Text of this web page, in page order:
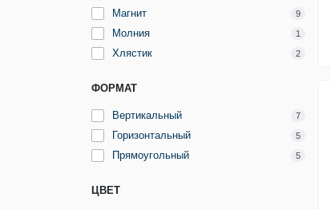
Магнит 9
Молния 1
Хлястик 2
ФОРМАТ
Вертикальный 7
Горизонтальный 5
Прямоугольный 5
ЦВЕТ